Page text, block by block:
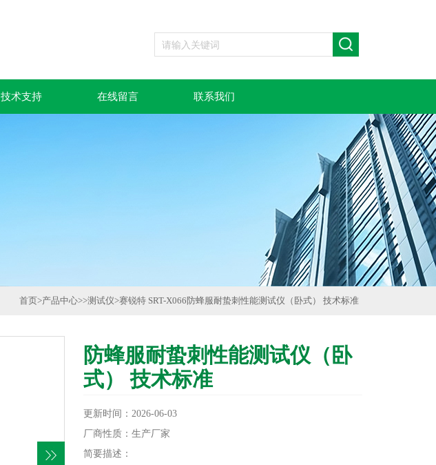
技术支持 在线留言 联系我们
首页>产品中心>>测试仪>赛锐特 SRT-X066防蜂服耐蛰刺性能测试仪（卧式） 技术标准
防蜂服耐蛰刺性能测试仪（卧
式） 技术标准
更新时间：2026-06-03
厂商性质：生产厂家
简要描述：